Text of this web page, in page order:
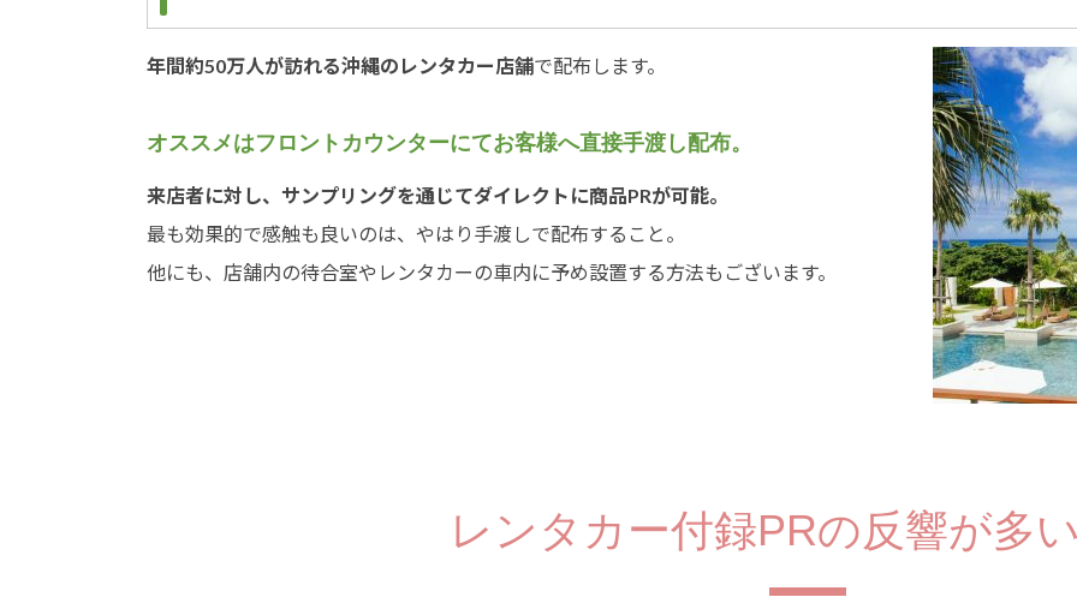
年間約50万人が訪れる沖縄のレンタカー店舗で配布します。
オススメはフロントカウンターにてお客様へ直接手渡し配布。
来店者に対し、サンプリングを通じてダイレクトに商品PRが可能。
最も効果的で感触も良いのは、やはり手渡しで配布すること。
他にも、店舗内の待合室やレンタカーの車内に予め設置する方法もございます。
レンタカー付録PRの反響が多